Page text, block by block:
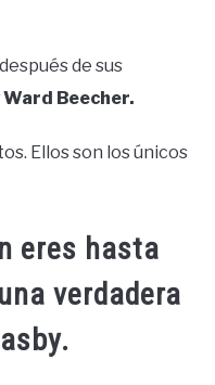
de sus
Ward Beecher.
Ellos son los únicos
eres hasta
verdadera